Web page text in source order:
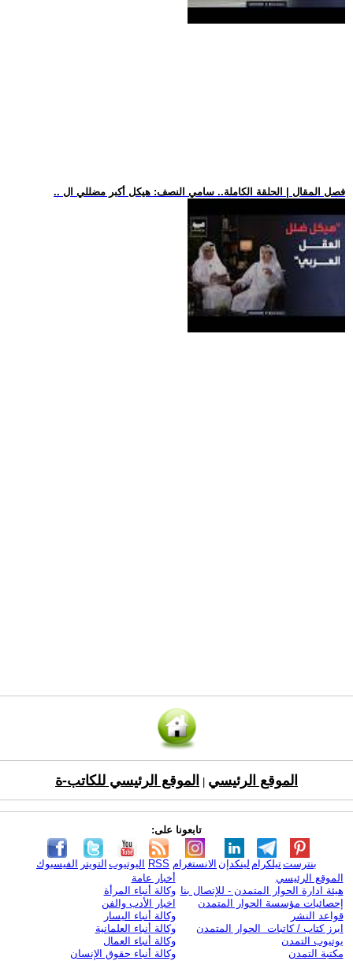
.. فصل المقال | الحلقة الكاملة.. سامي النصف: هيكل أكبر مضللي ال
الموقع الرئيسي الموقع الرئيسي للكاتب-ة
تابعونا على:
الفيسبوك التويتر اليوتيوب RSS الانستغرام لينكدإن تيلكرامبنترست
الموقع الرئيسي
هيئة ادارة الحوار المتمدن - للإتصال بنا
إحصائيات مؤسسة الحوار المتمدن
قواعد النشر
ابرز كتاب / كاتبات الحوار المتمدن
يوتيوب التمدن
مكتبة التمدن
أخبار عامة
وكالة أنباء المرأة
اخبار الأدب والفن
وكالة أنباء اليسار
وكالة أنباء العلمانية
وكالة أنباء العمال
وكالة أنباء حقوق الإنسان